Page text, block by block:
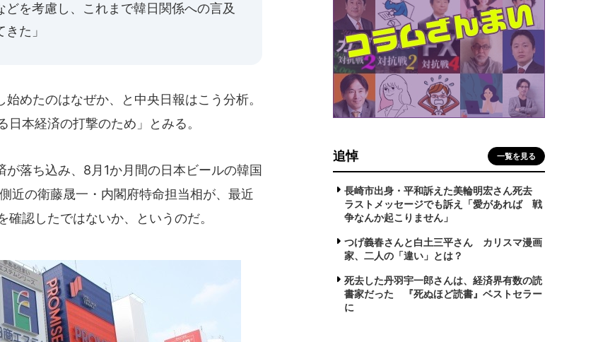
を考慮し、これまで韓日関係への言及
た」
めたのはなぜか、と中央日報はこう分析。
日本経済の打撃のため」とみる。
落ち込み、8月1か月間の日本ビールの韓国
近の衛藤晟一・内閣府特命担当相が、最近
認したではないか、というのだ。
追悼 一覧を見る
長崎市出身・平和訴えた美輪明宏さん死去
ラストメッセージでも訴え「愛があれば 戦
争なんか起こりません」
つげ義春さんと白土三平さん カリスマ漫画
家、二人の「違い」とは？
死去した丹羽宇一郎さんは、経済界有数の読
書家だった 『死ぬほど読書』ベストセラー
に